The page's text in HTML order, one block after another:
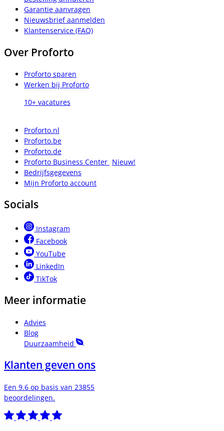
Garantie aanvragen
Nieuwsbrief aanmelden
Klantenservice (FAQ)
Over Proforto
Proforto sparen
Werken bij Proforto
10+ vacatures
Proforto.nl
Proforto.be
Proforto.de
Proforto Business Center Nieuw!
Bedrijfsgegevens
Mijn Proforto account
Socials
Instagram
Facebook
YouTube
LinkedIn
TikTok
Meer informatie
Advies
Blog
Duurzaamheid
Klanten geven ons
Een 9.6 op basis van 23855
beoordelingen.